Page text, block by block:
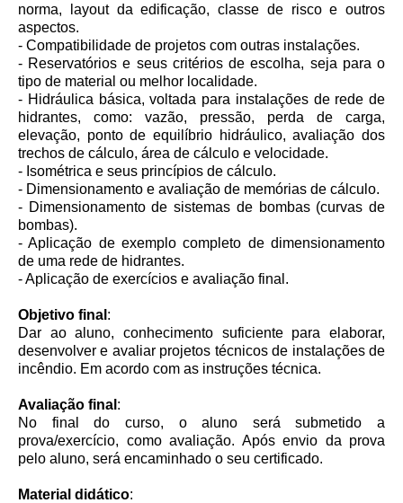
norma, layout da edificação, classe de risco e outros
aspectos.
- Compatibilidade de projetos com outras instalações.
- Reservatórios e seus critérios de escolha, seja para o
tipo de material ou melhor localidade.
- Hidráulica básica, voltada para instalações de rede de
hidrantes, como: vazão, pressão, perda de carga,
elevação, ponto de equilíbrio hidráulico, avaliação dos
trechos de cálculo, área de cálculo e velocidade.
- Isométrica e seus princípios de cálculo.
- Dimensionamento e avaliação de memórias de cálculo.
- Dimensionamento de sistemas de bombas (curvas de
bombas).
- Aplicação de exemplo completo de dimensionamento
de uma rede de hidrantes.
- Aplicação de exercícios e avaliação final.
Objetivo final :
Dar ao aluno, conhecimento suficiente para elaborar,
desenvolver e avaliar projetos técnicos de instalações de
incêndio. Em acordo com as instruções técnica.
Avaliação final :
No final do curso, o aluno será submetido a
prova/exercício, como avaliação. Após envio da prova
pelo aluno, será encaminhado o seu certificado.
Material didático: